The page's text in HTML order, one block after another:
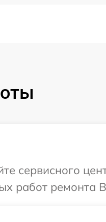
сервисного
работ ремонта